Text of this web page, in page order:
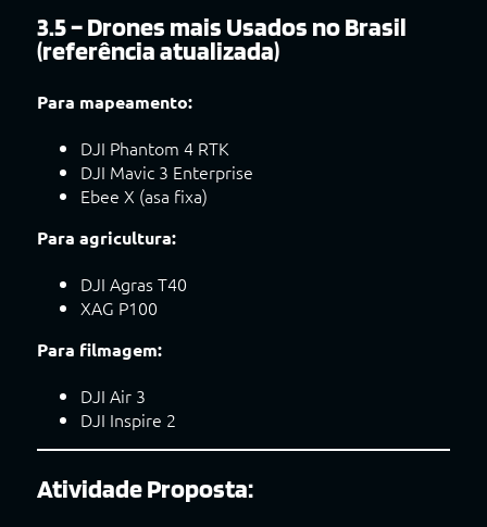
3.5 – Drones mais Usados no Brasil
(referência atualizada)
Para mapeamento:
DJI Phantom 4 RTK
DJI Mavic 3 Enterprise
Ebee X (asa fixa)
Para agricultura:
DJI Agras T40
XAG P100
Para filmagem:
DJI Air 3
DJI Inspire 2
Atividade Proposta: